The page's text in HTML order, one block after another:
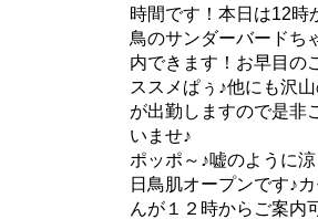
時間です！本日は12時
鳥のサンダーバードち
内できます！お早目の
ススメぱぅ♪他にも沢
が出勤しますので是非
いませ♪
ポッポ～♪嘘のように
日鳥肌オープンです♪
んが１２時からご案内